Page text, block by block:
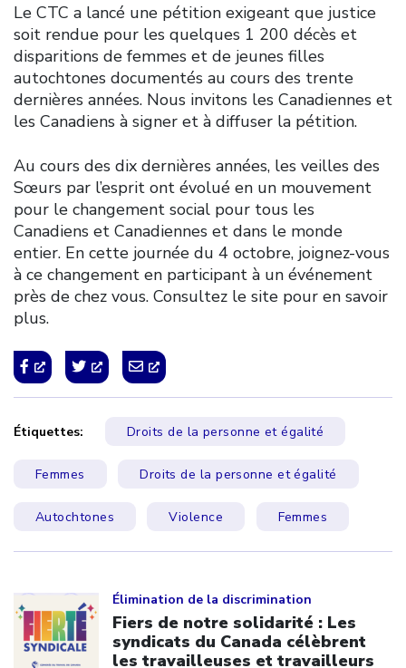
Le CTC a lancé une pétition exigeant que justice
soit rendue pour les quelques 1 200 décès et
disparitions de femmes et de jeunes filles
autochtones documentés au cours des trente
dernières années. Nous invitons les Canadiennes et
les Canadiens à signer et à diffuser la pétition.
Au cours des dix dernières années, les veilles des
Sœurs par l’esprit ont évolué en un mouvement
pour le changement social pour tous les
Canadiens et Canadiennes et dans le monde
entier. En cette journée du 4 octobre, joignez-vous
à ce changement en participant à un événement
près de chez vous. Consultez le site pour en savoir
plus.
Étiquettes: Droits de la personne et égalité
Femmes Droits de la personne et égalité
Autochtones Violence Femmes
Élimination de la discrimination
Fiers de notre solidarité : Les
syndicats du Canada célèbrent
les travailleuses et travailleurs